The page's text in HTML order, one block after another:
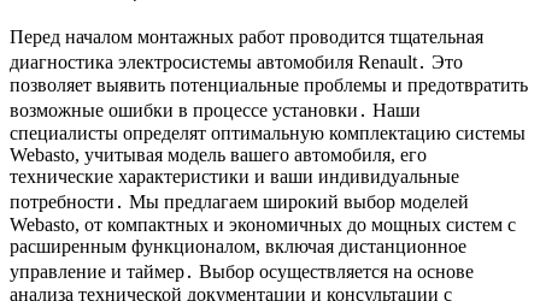
Перед началом монтажных работ проводится тщательная
диагностика электросистемы автомобиля Renault․ Это
позволяет выявить потенциальные проблемы и предотвратить
возможные ошибки в процессе установки․ Наши
специалисты определят оптимальную комплектацию системы
Webasto, учитывая модель вашего автомобиля, его
технические характеристики и ваши индивидуальные
потребности․ Мы предлагаем широкий выбор моделей
Webasto, от компактных и экономичных до мощных систем с
расширенным функционалом, включая дистанционное
управление и таймер․ Выбор осуществляется на основе
анализа технической документации и консультации с